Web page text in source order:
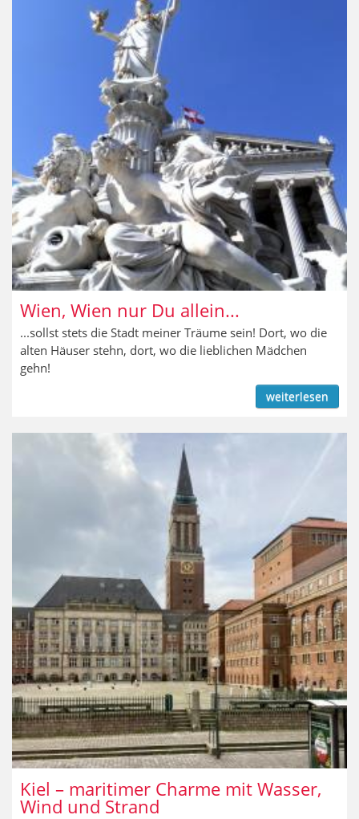
Innsbruck
Wien, Wien nur Du allein...
...sollst stets die Stadt meiner Träume sein! Dort, wo die
alten Häuser stehn, dort, wo die lieblichen Mädchen
gehn!
weiterlesen
Kiel – maritimer Charme mit Wasser,
Wind und Strand